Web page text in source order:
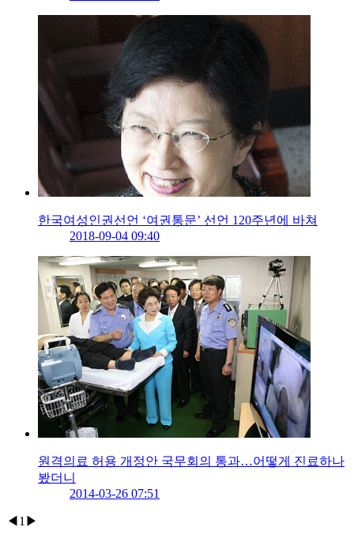
한국여성인권선언 ‘여권통문’ 선언 120주년에 바쳐
2018-09-04 09:40
원격의료 허용 개정안 국무회의 통과…어떻게 진료하나
봤더니
2014-03-26 07:51
◀ 1 ▶